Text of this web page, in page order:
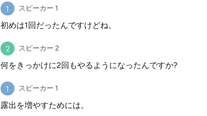
スピーカー 1
初めは1回だったんですけどね。
スピーカー 2
何をきっかけに2回もやるようになったんですか?
スピーカー 1
露出を増やすためには。